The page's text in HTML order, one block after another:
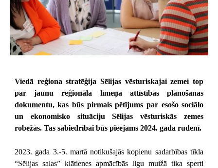
Viedā reģiona stratēģija Sēlijas vēsturiskajai zemei top
par jaunu reģionāla līmeņa attīstības plānošanas
dokumentu, kas būs pirmais pētījums par esošo sociālo
un ekonomisko situāciju Sēlijas vēsturiskās zemes
robežās. Tas sabiedrībai būs pieejams 2024. gada rudenī.
2023. gada 3.-5. martā notikušajās kopienu sadarbības tīkla
“Sēlijas salas” klātienes apmācībās Ilgu muižā tika sperti